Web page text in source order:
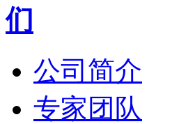
公司简介
专家团队